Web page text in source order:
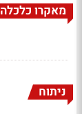
מאקרו כלכלה
ניתוח